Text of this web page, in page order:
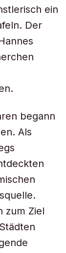
ein
Der
begann
Als
zum Ziel